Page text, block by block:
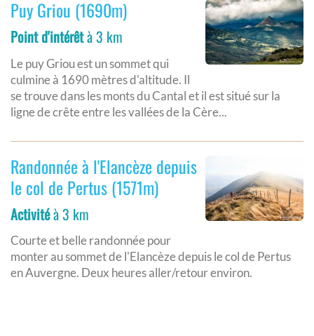
Puy Griou (1690m)
Point d'intérêtà 3 km
Le puy Griou est un sommet qui
culmine à 1690 mètres d'altitude. Il
se trouve dans les monts du Cantal et il est situé sur la
ligne de crête entre les vallées de la Cère...
Randonnée à l'Elancèze depuis
le col de Pertus (1571m)
Activitéà 3 km
Courte et belle randonnée pour
monter au sommet de l'Elancèze depuis le col de Pertus
en Auvergne. Deux heures aller/retour environ.